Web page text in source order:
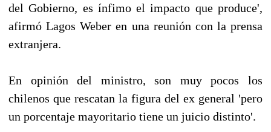
del Gobierno, es ínfimo el impacto que produce',
afirmó Lagos Weber en una reunión con la prensa
extranjera.
En opinión del ministro, son muy pocos los
chilenos que rescatan la figura del ex general 'pero
un porcentaje mayoritario tiene un juicio distinto'.